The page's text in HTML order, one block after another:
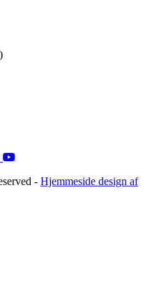
- Hjemmeside design af